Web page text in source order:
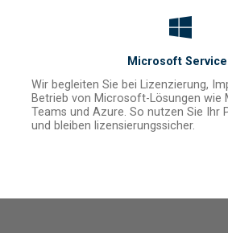
Microsoft
Wir begleiten Sie bei Lizenzierung,
Betrieb von Microsoft-Lösungen wie
Teams und Azure. So nutzen Sie Ihr
und bleiben lizensierungssicher.